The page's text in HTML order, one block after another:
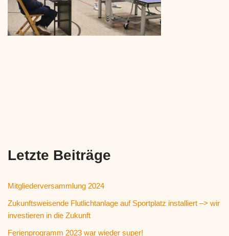
Letzte Beiträge
Mitgliederversammlung 2024
Zukunftsweisende Flutlichtanlage auf Sportplatz installiert –> wir
investieren in die Zukunft
Ferienprogramm 2023 war wieder super!